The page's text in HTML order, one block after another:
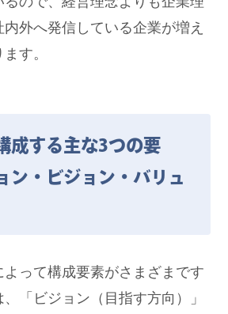
外へ発信している企業が増え
す。
成する主な3つの要
ン・ビジョン・バリュ
って構成要素がさまざまです
「ビジョン（目指す方向）」